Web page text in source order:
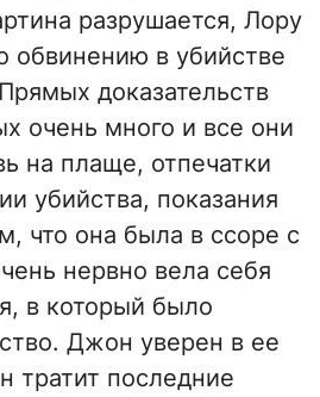
разрушается, Лору
обвинению в убийстве
доказательств
очень много и все они
на плаще, отпечатки
убийства, показания
что она была в ссоре с
нервно вела себя
в который было
Джон уверен в ее
тратит последние